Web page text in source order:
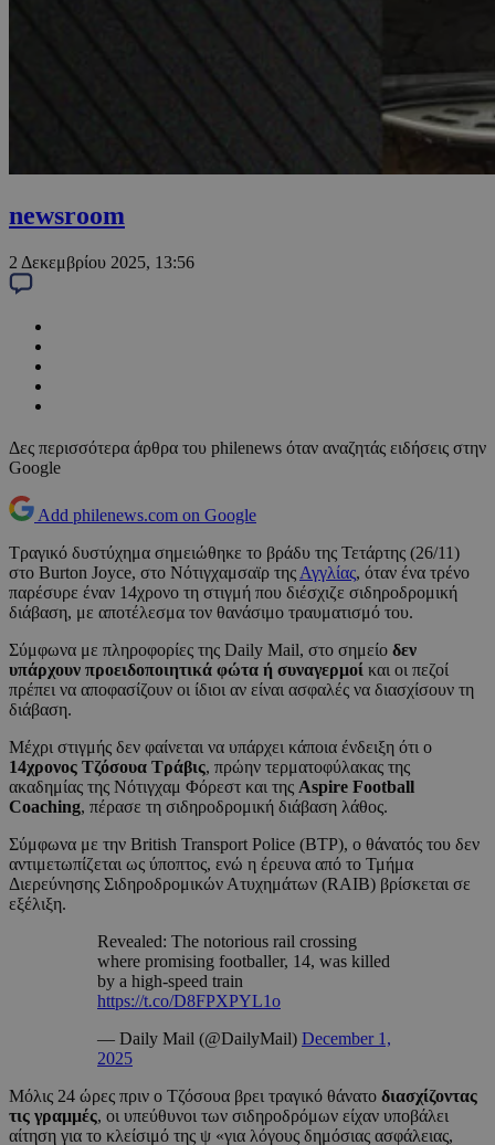
newsroom
2 Δεκεμβρίου 2025, 13:56
Δες περισσότερα άρθρα του philenews όταν αναζητάς ειδήσεις στην
Google
Add philenews.com on Google
Τραγικό δυστύχημα σημειώθηκε το βράδυ της Τετάρτης (26/11)
στο Burton Joyce, στο Νότιγχαμσαϊρ της Αγγλίας, όταν ένα τρένο
παρέσυρε έναν 14χρονο τη στιγμή που διέσχιζε σιδηροδρομική
διάβαση, με αποτέλεσμα τον θανάσιμο τραυματισμό του.
Σύμφωνα με πληροφορίες της Daily Mail, στο σημείο δεν
υπάρχουν προειδοποιητικά φώτα ή συναγερμοί και οι πεζοί
πρέπει να αποφασίζουν οι ίδιοι αν είναι ασφαλές να διασχίσουν τη
διάβαση.
Μέχρι στιγμής δεν φαίνεται να υπάρχει κάποια ένδειξη ότι ο
14χρονος Τζόσουα Τράβις, πρώην τερματοφύλακας της
ακαδημίας της Νότιγχαμ Φόρεστ και της Aspire Football
Coaching, πέρασε τη σιδηροδρομική διάβαση λάθος.
Σύμφωνα με την British Transport Police (BTP), ο θάνατός του δεν
αντιμετωπίζεται ως ύποπτος, ενώ η έρευνα από το Τμήμα
Διερεύνησης Σιδηροδρομικών Ατυχημάτων (RAIB) βρίσκεται σε
εξέλιξη.
Revealed: The notorious rail crossing
where promising footballer, 14, was killed
by a high-speed train
https://t.co/D8FPXPYL1o
— Daily Mail (@DailyMail) December 1,
2025
Μόλις 24 ώρες πριν ο Τζόσουα βρει τραγικό θάνατο διασχίζοντας
τις γραμμές, οι υπεύθυνοι των σιδηροδρόμων είχαν υποβάλει
αίτηση για το κλείσιμό της ψ «για λόγους δημόσιας ασφάλειας,